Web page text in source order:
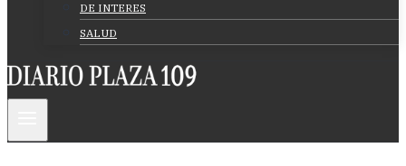
DE INTERES
SALUD